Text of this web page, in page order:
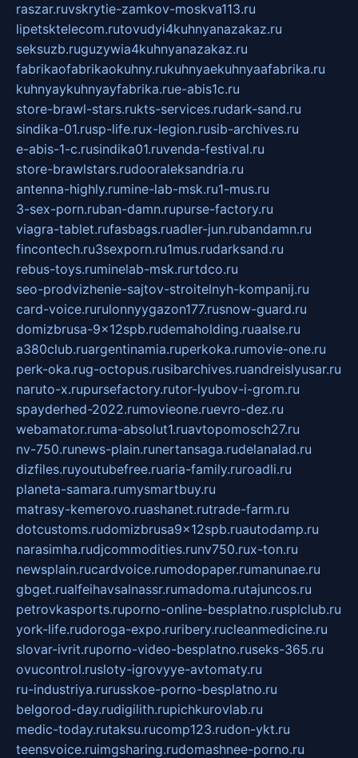
raszar.ruvskrytie-zamkov-moskva113.ru
lipetsktelecom.rutovudyi4kuhnyanazakaz.ru
seksuzb.ruguzywia4kuhnyanazakaz.ru
fabrikaofabrikaokuhny.rukuhnyaekuhnyaafabrika.ru
kuhnyaykuhnyayfabrika.rue-abis1c.ru
store-brawl-stars.rukts-services.rudark-sand.ru
sindika-01.rusp-life.rux-legion.rusib-archives.ru
e-abis-1-c.rusindika01.ruvenda-festival.ru
store-brawlstars.rudooraleksandria.ru
antenna-highly.rumine-lab-msk.ru1-mus.ru
3-sex-porn.ruban-damn.rupurse-factory.ru
viagra-tablet.rufasbags.ruadler-jun.rubandamn.ru
fincontech.ru3sexporn.ru1mus.rudarksand.ru
rebus-toys.ruminelab-msk.rurtdco.ru
seo-prodvizhenie-sajtov-stroitelnyh-kompanij.ru
card-voice.rurulonnyygazon177.rusnow-guard.ru
domizbrusa-9x12spb.rudemaholding.ruaalse.ru
a380club.ruargentinamia.ruperkoka.rumovie-one.ru
perk-oka.rug-octopus.rusibarchives.ruandreislyusar.ru
naruto-x.rupursefactory.rutor-lyubov-i-grom.ru
spayderhed-2022.rumovieone.ruevro-dez.ru
webamator.ruma-absolut1.ruavtopomosch27.ru
nv-750.runews-plain.runertansaga.rudelanalad.ru
dizfiles.ruyoutubefree.ruaria-family.ruroadli.ru
planeta-samara.rumysmartbuy.ru
matrasy-kemerovo.ruashanet.rutrade-farm.ru
dotcustoms.rudomizbrusa9x12spb.ruautodamp.ru
narasimha.rudjcommodities.runv750.rux-ton.ru
newsplain.rucardvoice.rumodopaper.rumanunae.ru
gbget.rualfeihavsalnassr.rumadoma.rutajuncos.ru
petrovkasports.ruporno-online-besplatno.rusplclub.ru
york-life.rudoroga-expo.ruribery.rucleanmedicine.ru
slovar-ivrit.ruporno-video-besplatno.ruseks-365.ru
ovucontrol.rusloty-igrovyye-avtomaty.ru
ru-industriya.rurusskoe-porno-besplatno.ru
belgorod-day.rudigilith.rupichkurovlab.ru
medic-today.rutaksu.rucomp123.rudon-ykt.ru
teensvoice.ruimgsharing.rudomashnee-porno.ru